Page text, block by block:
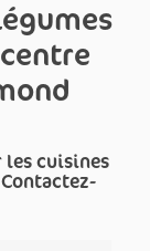
les cuisines
Contactez-